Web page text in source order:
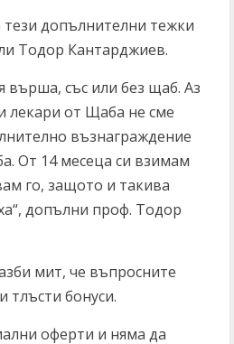
тези допълнителни тежки
Тодор Кантарджиев.
върша, със или без щаб. Аз
лекари от Щаба не сме
възнаграждение
От 14 месеца си взимам
го, защото и такива
допълни проф. Тодор
мит, че въпросните
тлъсти бонуси.
оферти и няма да